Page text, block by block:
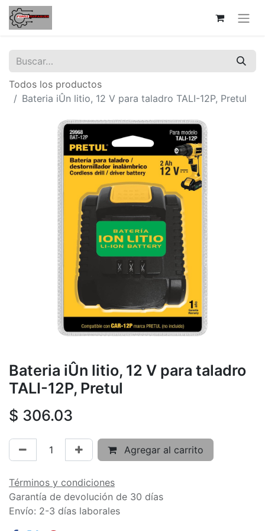
Todos los productos
Bateria iÛn litio, 12 V para taladro TALI-12P, Pretul
Bateria iÛn litio, 12 V para taladro
TALI-12P, Pretul
$ 306.03
Agregar al carrito
Términos y condiciones
Garantía de devolución de 30 días
Envío: 2-3 días laborales